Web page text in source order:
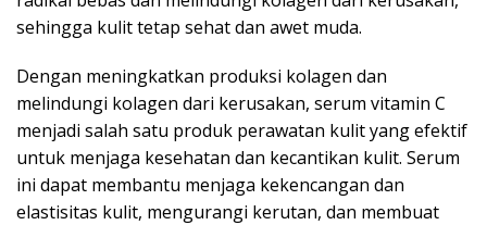
sehingga kulit tetap sehat dan awet muda.
Dengan meningkatkan produksi kolagen dan
melindungi kolagen dari kerusakan, serum vitamin C
menjadi salah satu produk perawatan kulit yang efektif
untuk menjaga kesehatan dan kecantikan kulit. Serum
ini dapat membantu menjaga kekencangan dan
elastisitas kulit, mengurangi kerutan, dan membuat